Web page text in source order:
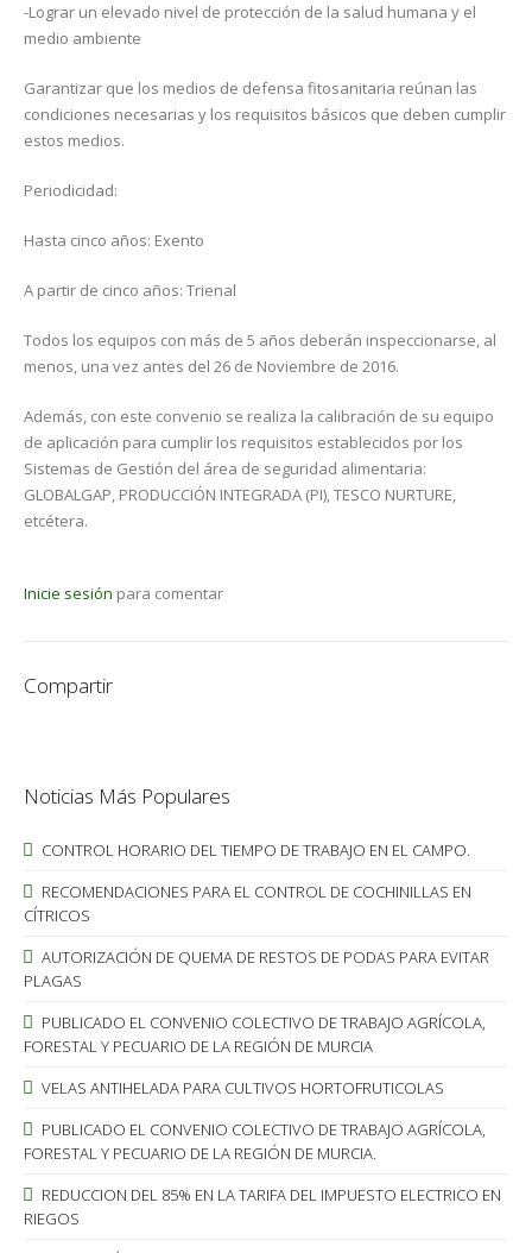
-Lograr un elevado nivel de protección de la salud humana y el
medio ambiente
Garantizar que los medios de defensa fitosanitaria reúnan las
condiciones necesarias y los requisitos básicos que deben cumplir
estos medios.
Periodicidad:
Hasta cinco años: Exento
A partir de cinco años: Trienal
Todos los equipos con más de 5 años deberán inspeccionarse, al
menos, una vez antes del 26 de Noviembre de 2016.
Además, con este convenio se realiza la calibración de su equipo
de aplicación para cumplir los requisitos establecidos por los
Sistemas de Gestión del área de seguridad alimentaria:
GLOBALGAP, PRODUCCIÓN INTEGRADA (PI), TESCO NURTURE,
etcétera.
Inicie sesión para comentar
Compartir
Noticias Más Populares
CONTROL HORARIO DEL TIEMPO DE TRABAJO EN EL CAMPO.
RECOMENDACIONES PARA EL CONTROL DE COCHINILLAS EN
CÍTRICOS
AUTORIZACIÓN DE QUEMA DE RESTOS DE PODAS PARA EVITAR
PLAGAS
PUBLICADO EL CONVENIO COLECTIVO DE TRABAJO AGRÍCOLA,
FORESTAL Y PECUARIO DE LA REGIÓN DE MURCIA
VELAS ANTIHELADA PARA CULTIVOS HORTOFRUTICOLAS
PUBLICADO EL CONVENIO COLECTIVO DE TRABAJO AGRÍCOLA,
FORESTAL Y PECUARIO DE LA REGIÓN DE MURCIA.
REDUCCION DEL 85% EN LA TARIFA DEL IMPUESTO ELECTRICO EN
RIEGOS